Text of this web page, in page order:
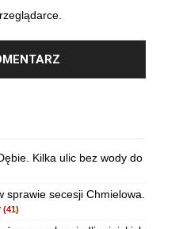
Kilka ulic bez wody do
secesji Chmielowa.
(41)